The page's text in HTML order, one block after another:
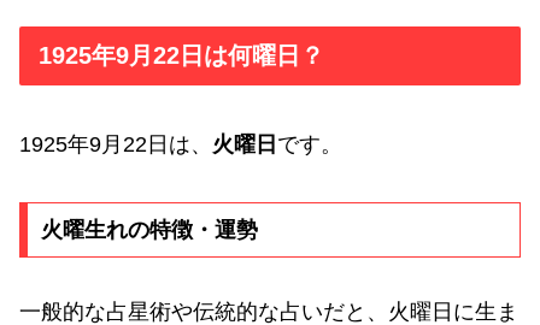
1925年9月22日は何曜日？
1925年9月22日は、 火曜日 です。
火曜生れの特徴・運勢
一般的な占星術や伝統的な占いだと、火曜日に生ま